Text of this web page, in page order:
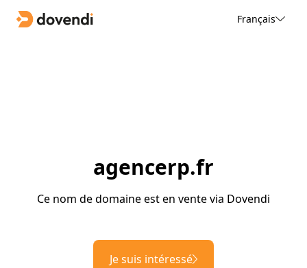
Français
agencerp.fr
Ce nom de domaine est en vente via Dovendi
Je suis intéressé